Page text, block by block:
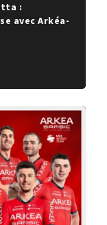
:
avec Arkéa-